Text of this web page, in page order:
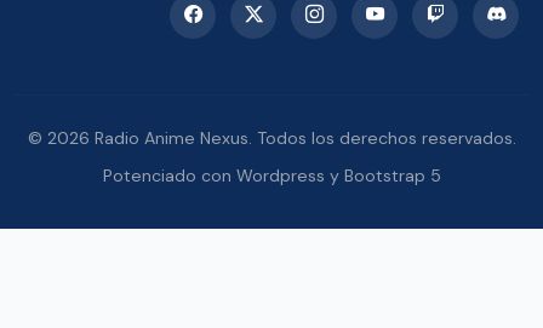
© 2026 Radio Anime Nexus. Todos los derechos reservados.
Potenciado con Wordpress y Bootstrap 5